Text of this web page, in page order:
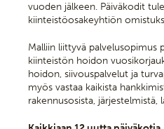
vuoden jälkeen. ​Päiväkodit
kiinteistöosakeyhtiön
Malliin liittyvä palvelusopimus
kiinteistön hoidon
hoidon, siivouspalvelut ja
myös vastaa kaikista
rakennusosista, järjestelmistä,